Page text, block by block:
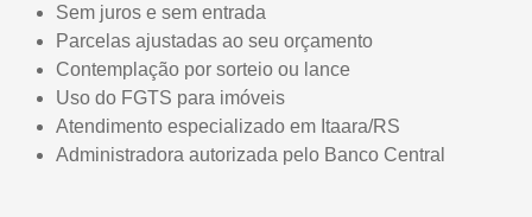
Sem juros e sem entrada
Parcelas ajustadas ao seu orçamento
Contemplação por sorteio ou lance
Uso do FGTS para imóveis
Atendimento especializado em Itaara/RS
Administradora autorizada pelo Banco Central